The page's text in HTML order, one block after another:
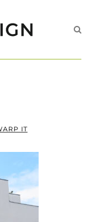
IT